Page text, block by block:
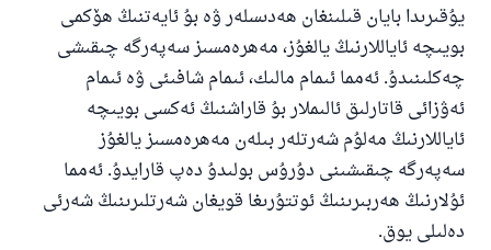
يۇقىرىدا بايان قىلىنغان ھەدىسلەر ۋە بۇ ئايەتنىڭ ھۆكمى
بويىچە ئاياللارنىڭ يالغۇز، مەھرەمسىز سەپەرگە چىقىشى
چەكلىنىدۇ. ئەمما ئىمام مالىك، ئىمام شافىئى ۋە ئىمام
ئەۋزائى قاتارلىق ئالىملار بۇ قاراشنىڭ ئەكسى بويىچە
ئاياللارنىڭ مەلۇم شەرتلەر بىلەن مەھرەمسىز يالغۇز
سەپەرگە چىقىشىنى دۇرۇس بولىدۇ دەپ قارايدۇ. ئەمما
ئۇلارنىڭ ھەربىرىنىڭ ئوتتۇرىغا قويغان شەرتلىرىنىڭ شەرئى
دەلىلى يوق.